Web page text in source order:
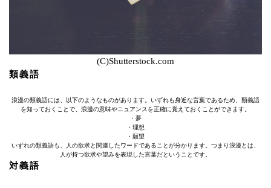
(C)Shutterstock.com
類義語
浪漫の類義語には、以下のようなものがあります。いずれも身近な言葉であるため、類義語
を知っておくことで、浪漫の意味やニュアンスを正確に覚えておくことができます。
・夢
・理想
・願望
いずれの類義語も、人の欲求と関連したワードであることが分かります。つまり浪漫とは、
人が持つ欲求や望みを表現した言葉だということです。
対義語